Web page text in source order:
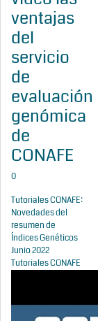
ventajas
del
servicio
de
evaluación
genómica
de
CONAFE
0
Tutoriales CONAFE:
Novedades del
resumen de
Índices Genéticos
Junio 2022
Tutoriales CONAFE